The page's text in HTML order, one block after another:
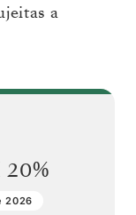
a
20%
2026